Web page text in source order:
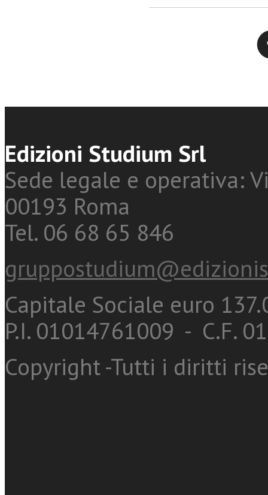
Edizioni Studium Srl
Sede legale e operativa:
00193 Roma
Tel. 06 68 65 846
Capitale Sociale euro
P.I. 01014761009 - C.F.
Copyright -Tutti i diritti